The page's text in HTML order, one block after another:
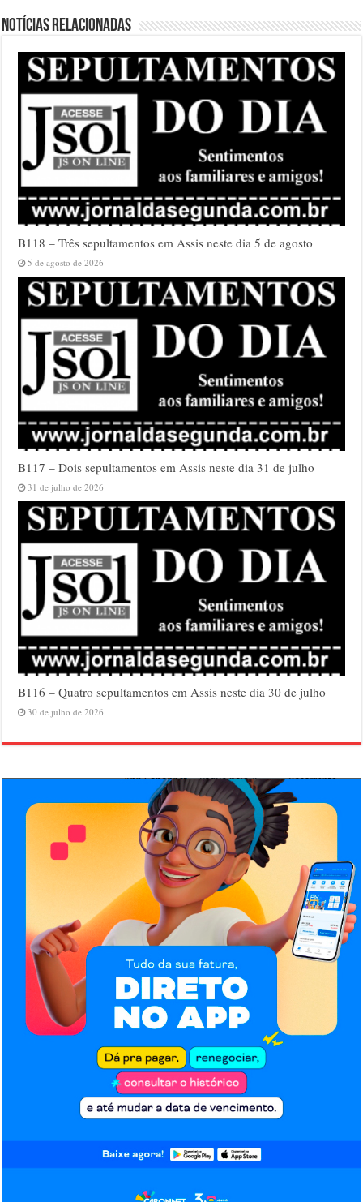
Notícias relacionadas
B118 – Três sepultamentos em Assis neste dia 5 de agosto
5 de agosto de 2026
B117 – Dois sepultamentos em Assis neste dia 31 de julho
31 de julho de 2026
B116 – Quatro sepultamentos em Assis neste dia 30 de julho
30 de julho de 2026